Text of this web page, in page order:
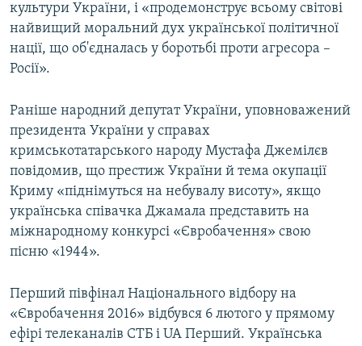
культури України, і «продемонструє всьому світові
найвищий моральний дух української політичної
нації, що об'єдналась у боротьбі проти агресора –
Росії».
Раніше народний депутат України, уповноважений
президента України у справах
кримськотатарського народу Мустафа Джемілєв
повідомив, що престиж України й тема окупації
Криму «піднімуться на небувалу висоту», якщо
українська співачка Джамала представить на
міжнародному конкурсі «Євробачення» свою
пісню «1944».
Перший півфінал Національного відбору на
«Євробачення 2016» відбувся 6 лютого у прямому
ефірі телеканалів СТБ і UA Перший. Українська